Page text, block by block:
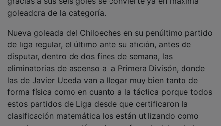
goleadora de la categoría.
de liga regular, el último ante su afición, antes de
disputar, dentro de dos fines de semana, las
eliminatorias de ascenso a la Primera Divisón, donde
las de Javier Uceda van a llegar muy bien tanto de
forma física como en cuanto a la táctica porque todos
estos partidos de Liga desde que certificaron la
clasificación matemática los están utilizando como
sparring o preparación ante esa fase decisiva de la